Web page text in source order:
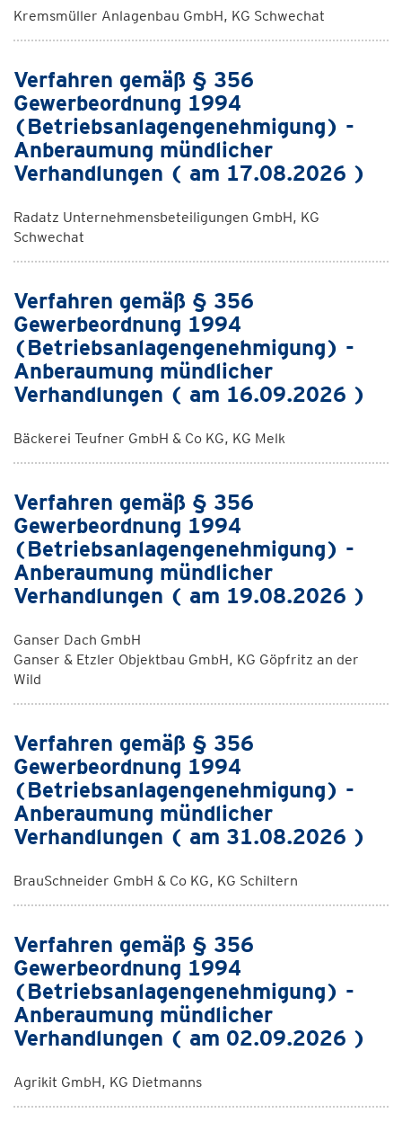
Kremsmüller Anlagenbau GmbH, KG Schwechat
Verfahren gemäß § 356
Gewerbeordnung 1994
(Betriebsanlagengenehmigung) -
Anberaumung mündlicher
Verhandlungen ( am 17.08.2026 )
Radatz Unternehmensbeteiligungen GmbH, KG
Schwechat
Verfahren gemäß § 356
Gewerbeordnung 1994
(Betriebsanlagengenehmigung) -
Anberaumung mündlicher
Verhandlungen ( am 16.09.2026 )
Bäckerei Teufner GmbH & Co KG, KG Melk
Verfahren gemäß § 356
Gewerbeordnung 1994
(Betriebsanlagengenehmigung) -
Anberaumung mündlicher
Verhandlungen ( am 19.08.2026 )
Ganser Dach GmbH
Ganser & Etzler Objektbau GmbH, KG Göpfritz an der
Wild
Verfahren gemäß § 356
Gewerbeordnung 1994
(Betriebsanlagengenehmigung) -
Anberaumung mündlicher
Verhandlungen ( am 31.08.2026 )
BrauSchneider GmbH & Co KG, KG Schiltern
Verfahren gemäß § 356
Gewerbeordnung 1994
(Betriebsanlagengenehmigung) -
Anberaumung mündlicher
Verhandlungen ( am 02.09.2026 )
Agrikit GmbH, KG Dietmanns